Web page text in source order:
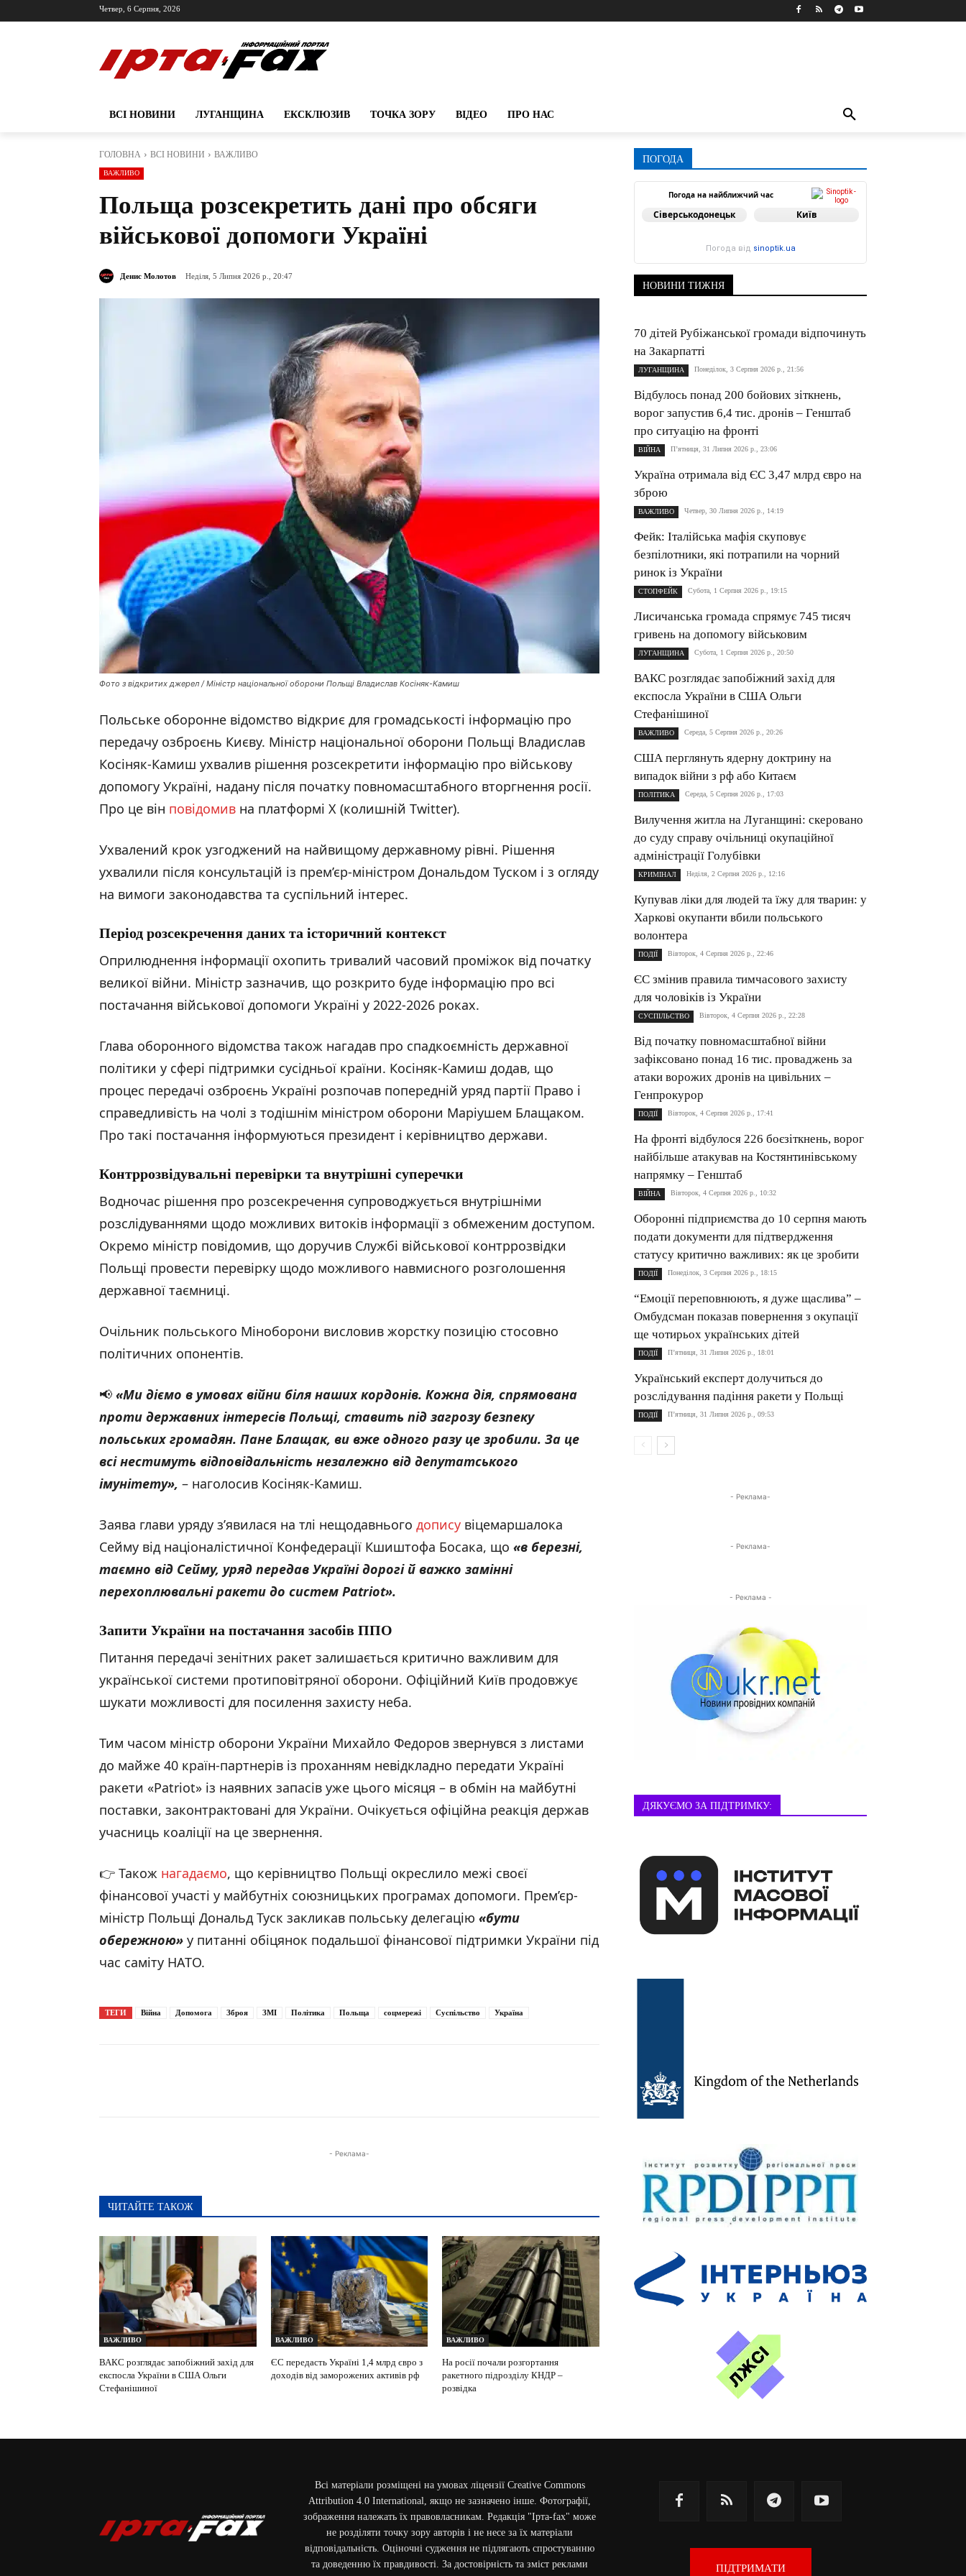
Четвер, 6 Серпня, 2026
ВСІ НОВИНИ ЛУГАНЩИНА ЕКСКЛЮЗИВ ТОЧКА ЗОРУ ВІДЕО ПРО НАС
ГОЛОВНА ВСІ НОВИНИ ВАЖЛИВО
ВАЖЛИВО
Польща розсекретить дані про обсяги
військової допомоги Україні
Денис Молотов Неділя, 5 Липня 2026 р., 20:47
Фото з відкритих джерел / Міністр національної оборони Польщі Владислав Косіняк-Камиш
Польське оборонне відомство відкриє для громадськості інформацію про
передачу озброєнь Києву. Міністр національної оборони Польщі Владислав
Косіняк-Камиш ухвалив рішення розсекретити інформацію про військову
допомогу Україні, надану після початку повномасштабного вторгнення росії.
Про це він повідомив на платформі X (колишній Twitter).
Ухвалений крок узгоджений на найвищому державному рівні. Рішення
ухвалили після консультацій із прем’єр-міністром Дональдом Туском і з огляду
на вимоги законодавства та суспільний інтерес.
Період розсекречення даних та історичний контекст
Оприлюднення інформації охопить тривалий часовий проміжок від початку
великої війни. Міністр зазначив, що розкрито буде інформацію про всі
постачання військової допомоги Україні у 2022-2026 роках.
Глава оборонного відомства також нагадав про спадкоємність державної
політики у сфері підтримки сусідньої країни. Косіняк-Камиш додав, що
процес передачі озброєнь Україні розпочав попередній уряд партії Право і
справедливість на чолі з тодішнім міністром оборони Маріушем Блащаком.
Про такі постачання інформуються президент і керівництво держави.
Контррозвідувальні перевірки та внутрішні суперечки
Водночас рішення про розсекречення супроводжується внутрішніми
розслідуваннями щодо можливих витоків інформації з обмеженим доступом.
Окремо міністр повідомив, що доручив Службі військової контррозвідки
Польщі провести перевірку щодо можливого навмисного розголошення
державної таємниці.
Очільник польського Міноборони висловив жорстку позицію стосовно
політичних опонентів.
📢 «Ми діємо в умовах війни біля наших кордонів. Кожна дія, спрямована
проти державних інтересів Польщі, ставить під загрозу безпеку
польських громадян. Пане Блащак, ви вже одного разу це зробили. За це
всі нестимуть відповідальність незалежно від депутатського
імунітету», – наголосив Косіняк-Камиш.
Заява глави уряду з’явилася на тлі нещодавнього допису віцемаршалока
Сейму від націоналістичної Конфедерації Кшиштофа Босака, що «в березні,
таємно від Сейму, уряд передав Україні дорогі й важко замінні
перехоплювальні ракети до систем Patriot».
Запити України на постачання засобів ППО
Питання передачі зенітних ракет залишається критично важливим для
української системи протиповітряної оборони. Офіційний Київ продовжує
шукати можливості для посилення захисту неба.
Тим часом міністр оборони України Михайло Федоров звернувся з листами
до майже 40 країн-партнерів із проханням невідкладно передати Україні
ракети «Patriot» із наявних запасів уже цього місяця – в обмін на майбутні
поставки, законтрактовані для України. Очікується офіційна реакція держав
учасниць коаліції на це звернення.
👉 Також нагадаємо, що керівництво Польщі окреслило межі своєї
фінансової участі у майбутніх союзницьких програмах допомоги. Прем’єр-
міністр Польщі Дональд Туск закликав польську делегацію «бути
обережною» у питанні обіцянок подальшої фінансової підтримки України під
час саміту НАТО.
ТЕГИ Війна Допомога Зброя ЗМІ Політика Польща соцмережі Суспільство Україна
- Реклама-
ЧИТАЙТЕ ТАКОЖ
ВАЖЛИВО
ВАКС розглядає запобіжний захід для
експосла України в США Ольги
Стефанішиної
ВАЖЛИВО
ЄС передасть Україні 1,4 млрд євро з
доходів від заморожених активів рф
ВАЖЛИВО
На росії почали розгортання
ракетного підрозділу КНДР –
розвідка
ПОГОДА
Погода на найближчий час
Сіверськодонецьк Київ
Погода від sinoptik.ua
НОВИНИ ТИЖНЯ
70 дітей Рубіжанської громади відпочинуть
на Закарпатті
ЛУГАНЩИНА Понеділок, 3 Серпня 2026 р., 21:56
Відбулось понад 200 бойових зіткнень,
ворог запустив 6,4 тис. дронів – Генштаб
про ситуацію на фронті
ВІЙНА П’ятниця, 31 Липня 2026 р., 23:06
Україна отримала від ЄС 3,47 млрд євро на
зброю
ВАЖЛИВО Четвер, 30 Липня 2026 р., 14:19
Фейк: Італійська мафія скуповує
безпілотники, які потрапили на чорний
ринок із України
СТОПФЕЙК Субота, 1 Серпня 2026 р., 19:15
Лисичанська громада спрямує 745 тисяч
гривень на допомогу військовим
ЛУГАНЩИНА Субота, 1 Серпня 2026 р., 20:50
ВАКС розглядає запобіжний захід для
експосла України в США Ольги
Стефанішиної
ВАЖЛИВО Середа, 5 Серпня 2026 р., 20:26
США перглянуть ядерну доктрину на
випадок війни з рф або Китаєм
ПОЛІТИКА Середа, 5 Серпня 2026 р., 17:03
Вилучення житла на Луганщині: cкеровано
до суду справу очільниці окупаційної
адміністрації Голубівки
КРИМІНАЛ Неділя, 2 Серпня 2026 р., 12:16
Купував ліки для людей та їжу для тварин: у
Харкові окупанти вбили польського
волонтера
ПОДІЇ Вівторок, 4 Серпня 2026 р., 22:46
ЄС змінив правила тимчасового захисту
для чоловіків із України
СУСПІЛЬСТВО Вівторок, 4 Серпня 2026 р., 22:28
Від початку повномасштабної війни
зафіксовано понад 16 тис. проваджень за
атаки ворожих дронів на цивільних –
Генпрокурор
ПОДІЇ Вівторок, 4 Серпня 2026 р., 17:41
На фронті відбулося 226 боєзіткнень, ворог
найбільше атакував на Костянтинівському
напрямку – Генштаб
ВІЙНА Вівторок, 4 Серпня 2026 р., 10:32
Оборонні підприємства до 10 серпня мають
подати документи для підтвердження
статусу критично важливих: як це зробити
ПОДІЇ Понеділок, 3 Серпня 2026 р., 18:15
“Емоції переповнюють, я дуже щаслива” –
Омбудсман показав повернення з окупації
ще чотирьох українських дітей
ПОДІЇ П’ятниця, 31 Липня 2026 р., 18:01
Український експерт долучиться до
розслідування падіння ракети у Польщі
ПОДІЇ П’ятниця, 31 Липня 2026 р., 09:53
- Реклама-
- Реклама-
- Реклама -
ДЯКУЄМО ЗА ПІДТРИМКУ:
Всі матеріали розміщені на умовах ліцензії Creative Commons
Attribution 4.0 International, якщо не зазначено інше. Фотографії,
зображення належать їх правовласникам. Редакція "Ірта-fax" може
не розділяти точку зору авторів і не несе за їх матеріали
відповідальність. Оціночні судження не підлягають спростуванню
та доведенню їх правдивості. За достовірність та зміст реклами
ПІДТРИМАТИ